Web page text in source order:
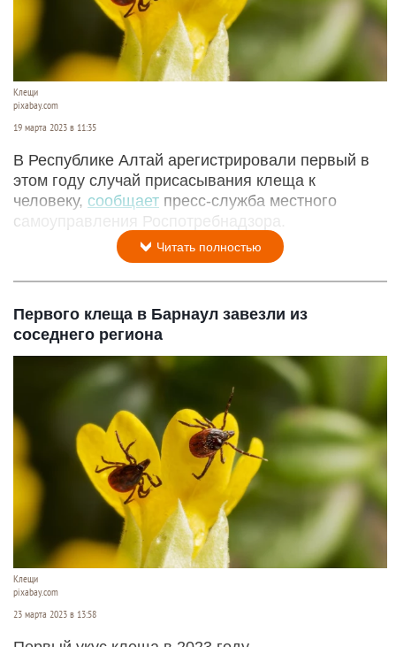
Клещи
pixabay.com
19 марта 2023 в 11:35
В Республике Алтай арегистрировали первый в
этом году случай присасывания клеща к
человеку, сообщает пресс-служба местного
самоуправления Роспотребнадзора.
Читать полностью
Первого клеща в Барнаул завезли из
соседнего региона
Клещи
pixabay.com
23 марта 2023 в 13:58